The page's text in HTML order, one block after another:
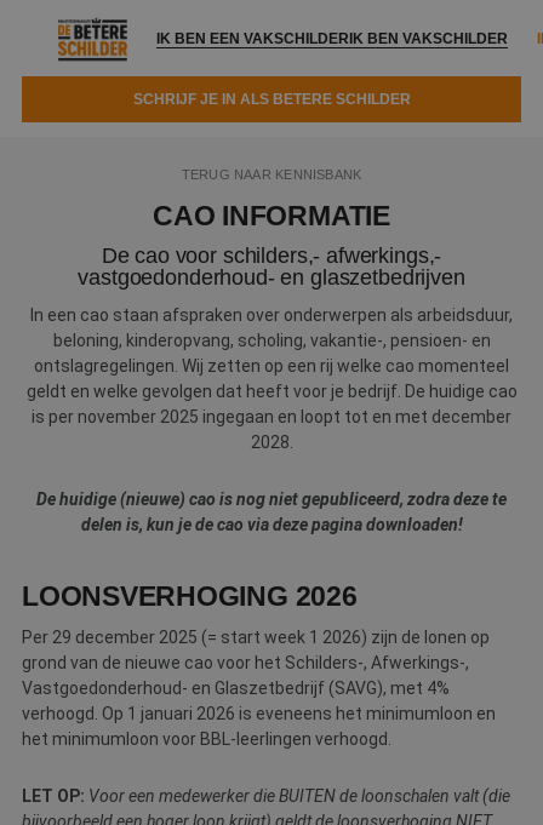
IK BEN EEN VAKSCHILDERIK BEN VAKSCHILDER
SCHRIJF JE IN ALS BETERE SCHILDER
Trainingen
Partners
Verfspuitbedrijf?
Zoeken naar een schilder
Tips
Garantie
Service
Binnenschilderwerk
DIRECT EEN OFFERTE
Over ons
Nieuws & blog
Veelgestelde vragen
Magazines
TERUG NAAR KENNISBANK
CAO INFORMATIE
De cao voor schilders,- afwerkings,-
vastgoedonderhoud- en glaszetbedrijven
In een cao staan afspraken over onderwerpen als arbeidsduur,
beloning, kinderopvang, scholing, vakantie-, pensioen- en
ontslagregelingen. Wij zetten op een rij welke cao momenteel
geldt en welke gevolgen dat heeft voor je bedrijf. De huidige cao
is per november 2025 ingegaan en loopt tot en met december
2028.
De huidige (nieuwe) cao is nog niet gepubliceerd, zodra deze te
delen is, kun je de cao via deze pagina downloaden!
LOONSVERHOGING 2026
Per 29 december 2025 (= start week 1 2026) zijn de lonen op
grond van de nieuwe cao voor het Schilders-, Afwerkings-,
Vastgoedonderhoud- en Glaszetbedrijf (SAVG), met 4%
verhoogd. Op 1 januari 2026 is eveneens het minimumloon en
het minimumloon voor BBL-leerlingen verhoogd.
LET OP: Voor een medewerker die BUITEN de loonschalen valt (die